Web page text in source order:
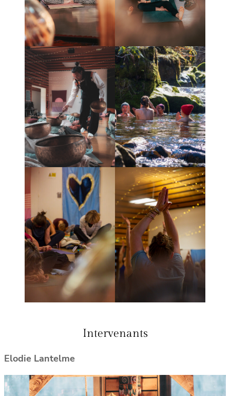
Intervenants
Elodie Lantelme